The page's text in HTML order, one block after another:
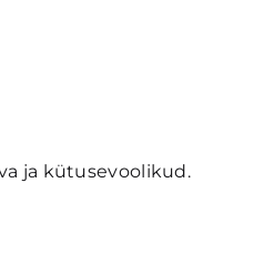
ja kütusevoolikud.